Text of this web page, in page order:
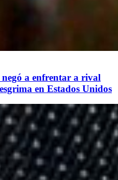
a enfrentar a rival
en Estados Unidos